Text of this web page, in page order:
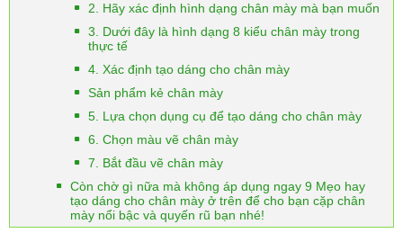
2. Hãy xác định hình dạng chân mày mà bạn muốn
3. Dưới đây là hình dạng 8 kiểu chân mày trong
thực tế
4. Xác định tạo dáng cho chân mày
Sản phẩm kẻ chân mày
5. Lựa chọn dụng cụ để tạo dáng cho chân mày
6. Chọn màu vẽ chân mày
7. Bắt đầu vẽ chân mày
Còn chờ gì nữa mà không áp dụng ngay 9 Mẹo hay
tạo dáng cho chân mày ở trên để cho bạn cặp chân
mày nổi bậc và quyến rũ bạn nhé!